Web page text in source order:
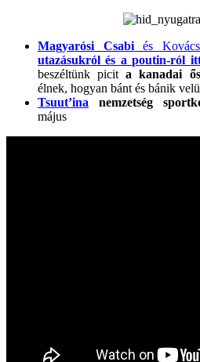
Magyarósi Csabiés
utazásukról és a poutin-ról
beszéltünk picita kanadai
élnek, hogyan bánt és bánik
Tsuut’ina nemzetség
május